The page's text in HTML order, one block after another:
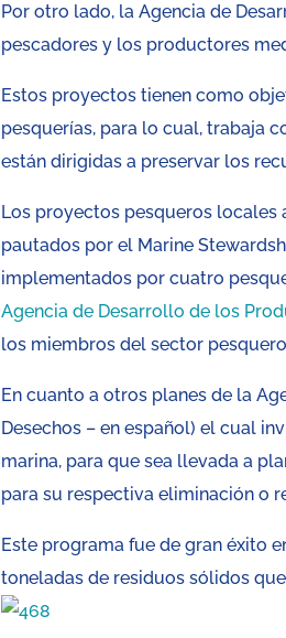
Por otro lado, la Agencia de
pescadores y los productores
Estos proyectos tienen como
pesquerías, para lo cual, trabaja
están dirigidas a preservar los
Los proyectos pesqueros locales
pautados por el Marine
implementados por cuatro
Agencia de Desarrollo de los
los miembros del sector
En cuanto a otros planes de la
Desechos – en español) el cual
marina, para que sea llevada a
para su respectiva eliminación o
Este programa fue de gran éxito
toneladas de residuos sólidos